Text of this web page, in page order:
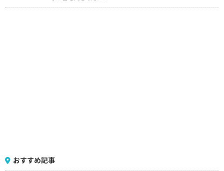
おすすめ記事